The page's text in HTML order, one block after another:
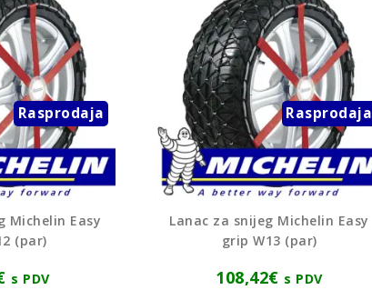
Rasprodaja
Michelin Easy
(par)
s PDV
Rasprodaja
Lanac za snijeg Michelin Easy
grip W13 (par)
108,42€ s PDV